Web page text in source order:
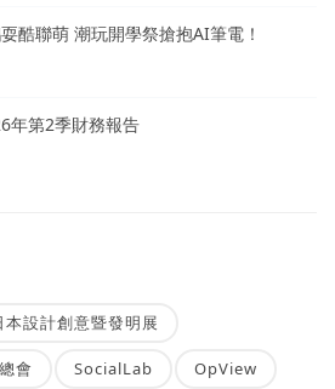
酷聯萌 潮玩開學祭搶抱AI筆電！
年第2季財務報告
本設計創意暨發明展
會 SocialLab OpView